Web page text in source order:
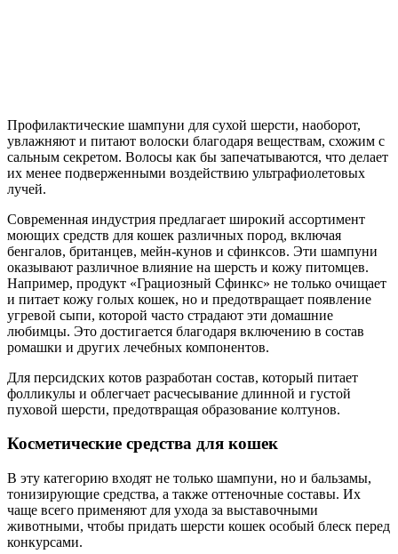
Профилактические шампуни для сухой шерсти, наоборот,
увлажняют и питают волоски благодаря веществам, схожим с
сальным секретом. Волосы как бы запечатываются, что делает
их менее подверженными воздействию ультрафиолетовых
лучей.
Современная индустрия предлагает широкий ассортимент
моющих средств для кошек различных пород, включая
бенгалов, британцев, мейн-кунов и сфинксов. Эти шампуни
оказывают различное влияние на шерсть и кожу питомцев.
Например, продукт «Грациозный Сфинкс» не только очищает
и питает кожу голых кошек, но и предотвращает появление
угревой сыпи, которой часто страдают эти домашние
любимцы. Это достигается благодаря включению в состав
ромашки и других лечебных компонентов.
Для персидских котов разработан состав, который питает
фолликулы и облегчает расчесывание длинной и густой
пуховой шерсти, предотвращая образование колтунов.
Косметические средства для кошек
В эту категорию входят не только шампуни, но и бальзамы,
тонизирующие средства, а также оттеночные составы. Их
чаще всего применяют для ухода за выставочными
животными, чтобы придать шерсти кошек особый блеск перед
конкурсами.